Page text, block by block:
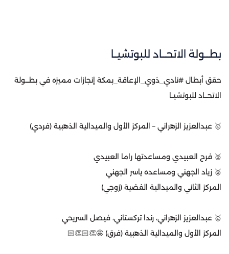
بطـــولة الاتحـــاد للبوتشيــا
حقق أبطال ⁧‫#نادي_ذوي_الإعاقة_بمكة‬⁩ إنجازات مميزه في بطـــولة
الاتحـــاد للبوتشيــا
‏🥇 عبدالعزيز الزهراني – المركز الأول والميدالية الذهبية (فردي)
‏🥈 فرح العبيدي ومساعدتها راما العبيدي
‏🥈 زياد الجهني ومساعده ياسر الجهني
‏المركز الثاني والميدالية الفضية (زوجي)
‏🥇 عبدالعزيز الزهراني، رندا تركستاني، فيصل السريحي
‏المركز الأول والميدالية الذهبية (فرق) 🤩👏🏻👏🏻